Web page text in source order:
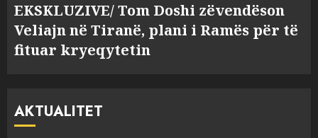
EKSKLUZIVE/ Tom Doshi zëvendëson
Veliajn në Tiranë, plani i Ramës për të
fituar kryeqytetin
AKTUALITET